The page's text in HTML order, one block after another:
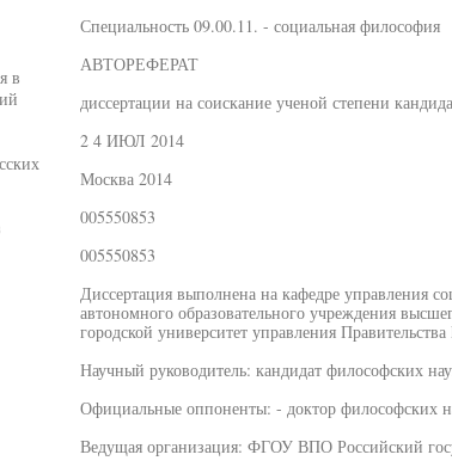
Специальность 09.00.11. - социальная философия
АВТОРЕФЕРАТ
диссертации на соискание ученой степени
2 4 ИЮЛ 2014
Москва 2014
005550853
005550853
Диссертация выполнена на кафедре управления
автономного образовательного учреждения
городской университет управления
Научный руководитель: кандидат философских
Официальные оппоненты: - доктор философских
Ведущая организация: ФГОУ ВПО Российский
в